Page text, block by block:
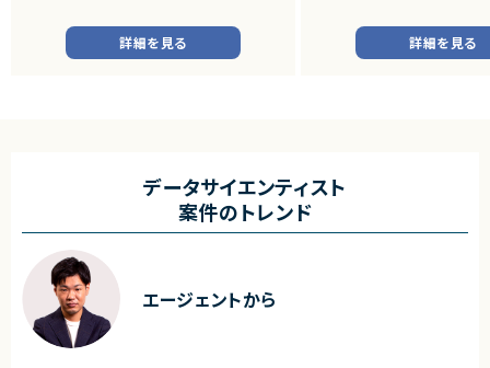
■業務内容
・SAP BWの既存データモデルおよび帳票出
び帳票出力基盤の構築
・各種データ検証、テスト対応
・周辺システムとのデータ連携設計および実
装支援
■その他補足
・フルリモート勤務 （初日のみ目黒へ出社）
詳細を見る
バーの開発
・ソフトウェア評価および不
■募集背景
・開発体制強化に伴う増員募
■担当工程
詳細を見る
データサイエンティスト
案件のトレンド
エージェントから